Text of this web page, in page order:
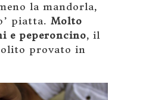
la mandorla,
piatta. Molto
e peperoncino, il
provato in